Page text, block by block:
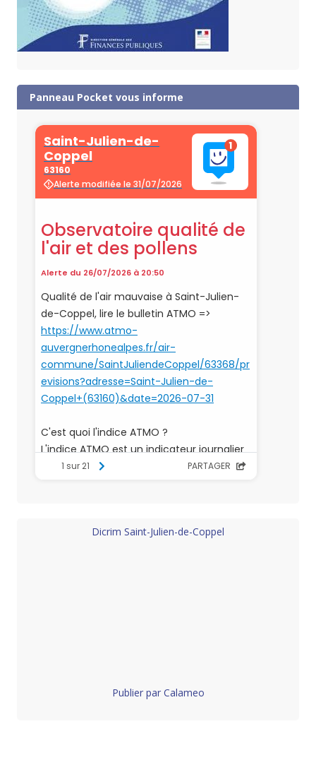
Panneau Pocket vous informe
Dicrim Saint-Julien-de-Coppel
Publier par Calameo